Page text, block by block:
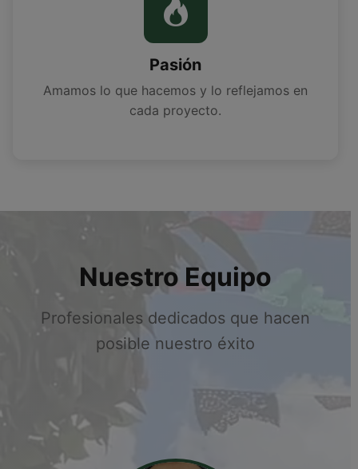
Pasión
Amamos lo que hacemos y lo reflejamos en
cada proyecto.
Nuestro Equipo
Profesionales dedicados que hacen
posible nuestro éxito